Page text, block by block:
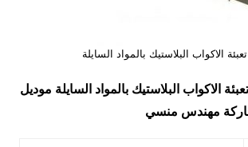
الاكواب البلاستيك بالمواد السايلة
الاكواب البلاستيك بالمواد السايلة موديل
مهندس منسي